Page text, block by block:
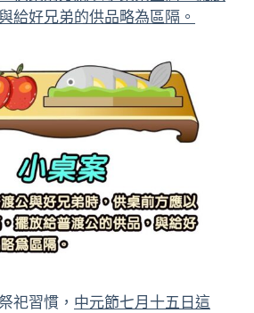
給好兄弟的供品略為區隔。
祀習慣， 中元節七月十五日這